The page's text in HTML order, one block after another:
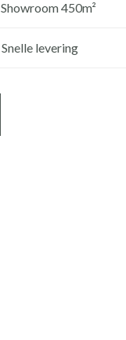
Showroom 450m²
Snelle levering